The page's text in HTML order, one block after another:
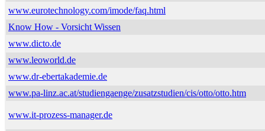
www.eurotechnology.com/imode/faq.html
Know How - Vorsicht Wissen
www.dicto.de
www.leoworld.de
www.dr-ebertakademie.de
www.pa-linz.ac.at/studiengaenge/zusatzstudien/cis/otto/otto.htm
www.it-prozess-manager.de